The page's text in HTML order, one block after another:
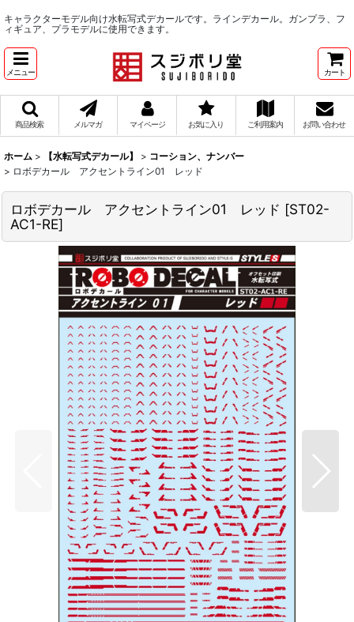
キャラクターモデル向け水転写式デカールです。ラインデカール。ガンプラ、フ
ィギュア、プラモデルに使用できます。
メニュー カート
商品検索 メルマガ マイページ お気に入り ご利用案内 お問い合わせ
ホーム > 【水転写式デカール】 > コーション、ナンバー
> ロボデカール アクセントライン01 レッド
ロボデカール アクセントライン01 レッド [ST02-
AC1-RE]